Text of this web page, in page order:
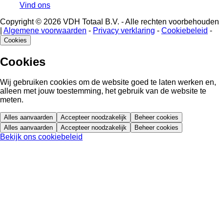
Vind ons
Copyright © 2026 VDH Totaal B.V. - Alle rechten voorbehouden
Algemene voorwaarden - Privacy verklaring - Cookiebeleid -
Cookies
Cookies
Wij gebruiken cookies om de website goed te laten werken en,
alleen met jouw toestemming, het gebruik van de website te
meten.
Alles aanvaarden Accepteer noodzakelijk
Beheer cookies
Alles aanvaarden
Accepteer noodzakelijk Beheer cookies
Bekijk ons cookiebeleid